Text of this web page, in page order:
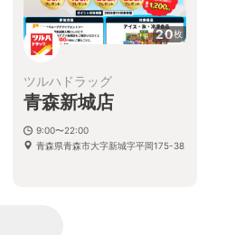
20枚
ツルハドラッグ
青森新城店
9:00〜22:00
青森県青森市大字新城字平岡175-38